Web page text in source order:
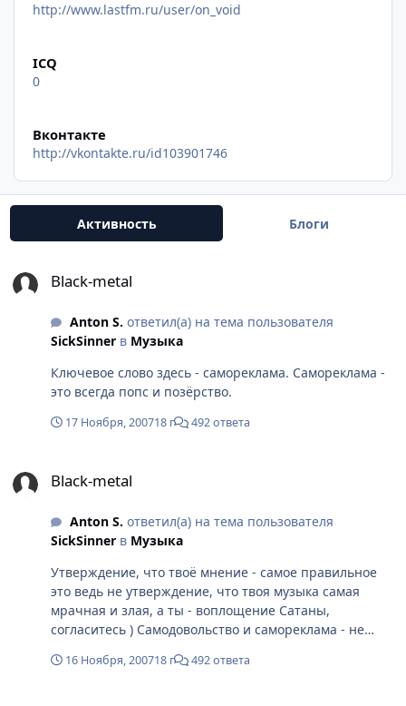
http://www.lastfm.ru/user/on_void
ICQ
0
Вконтакте
http://vkontakte.ru/id103901746
Активность Блоги
Black-metal
Anton S. ответил(а) на тема пользователя
SickSinner в Музыка
Ключевое слово здесь - самореклама. Самореклама -
это всегда попс и позёрство.
17 Ноября, 200718 г 492 ответа
Black-metal
Anton S. ответил(а) на тема пользователя
SickSinner в Музыка
Утверждение, что твоё мнение - самое правильное
это ведь не утверждение, что твоя музыка самая
мрачная и злая, а ты - воплощение Сатаны,
согласитесь ) Самодовольство и самореклама - не
Вы о Nokturnal Mortum? И при чём здесь Европа?
16 Ноября, 200718 г 492 ответа